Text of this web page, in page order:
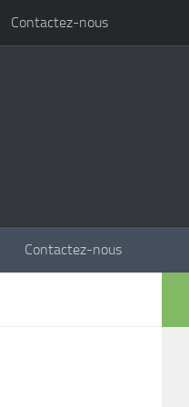
Contactez-nous
Contactez-nous